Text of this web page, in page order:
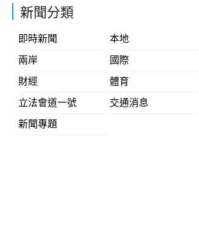
新聞分類
即時新聞
本地
兩岸
國際
財經
體育
立法會道一號
交通消息
新聞專題